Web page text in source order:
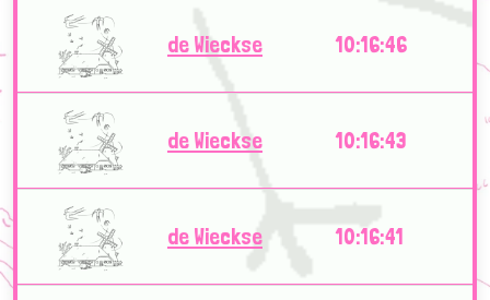
de Wieckse 10:16:46
de Wieckse 10:16:43
de Wieckse 10:16:41